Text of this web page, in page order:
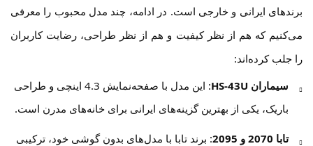
برندهای ایرانی و خارجی است. در ادامه، چند مدل محبوب را معرفی
می‌کنیم که هم از نظر کیفیت و هم از نظر طراحی، رضایت کاربران
را جلب کرده‌اند:
سیماران HS-43U
: این مدل با صفحه‌نمایش 4.3 اینچی و طراحی
باریک، یکی از بهترین گزینه‌های ایرانی برای خانه‌های مدرن است.
تابا 2070 و 2095
: برند تابا با مدل‌های بدون گوشی خود، ترکیبی